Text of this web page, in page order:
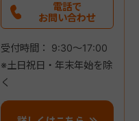
電話で
お問い合わせ
受付時間： 9:30～17:00
※土日祝日・年末年始を除
く